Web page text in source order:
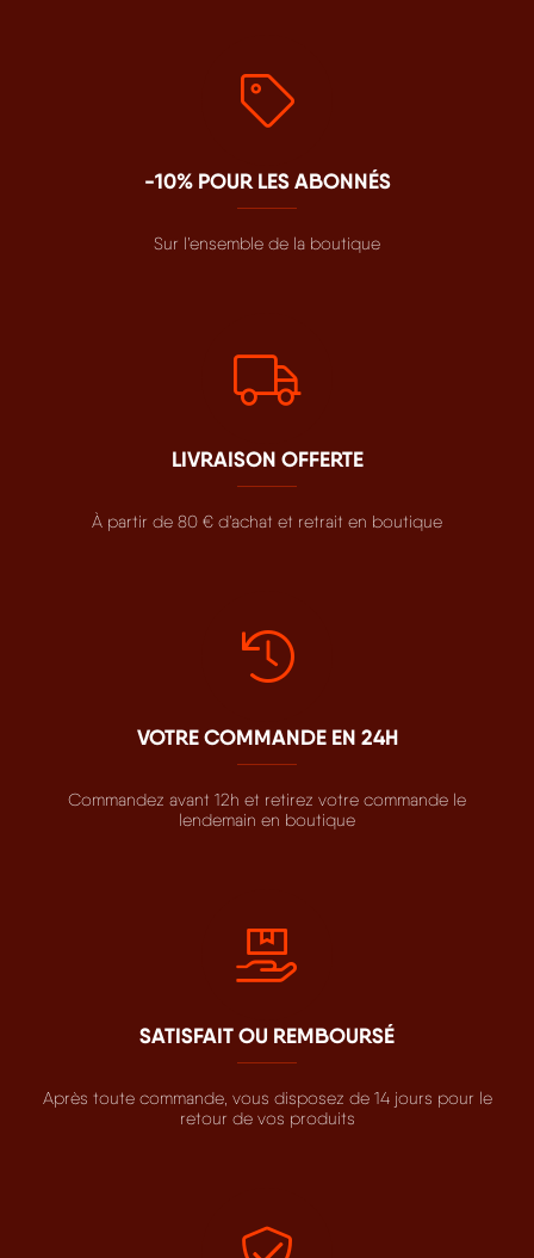
-10% POUR LES ABONNÉS
Sur l’ensemble de la boutique
LIVRAISON OFFERTE
À partir de 80 € d’achat et retrait en boutique
VOTRE COMMANDE EN 24H
Commandez avant 12h et retirez votre commande le
lendemain en boutique
SATISFAIT OU REMBOURSÉ
Après toute commande, vous disposez de 14 jours pour le
retour de vos produits